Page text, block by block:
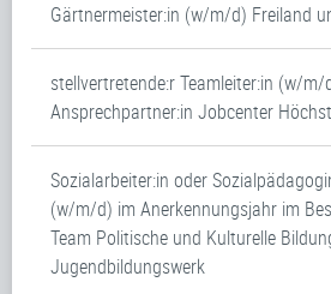
Gärtnermeister:in (w/m/d) Freiland
stellvertretende:r Teamleiter:in (w/m/
Ansprechpartner:in Jobcenter Höchst
Sozialarbeiter:in oder
(w/m/d) im Anerkennungsjahr im
Team Politische und Kulturelle
Jugendbildungswerk